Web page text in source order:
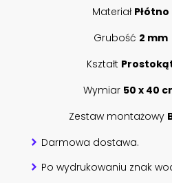
Materiał Płótno
Grubość 2 mm
Kształt
Wymiar 50 x 40
Zestaw montażowy
Darmowa dostawa.
Po wydrukowaniu znak